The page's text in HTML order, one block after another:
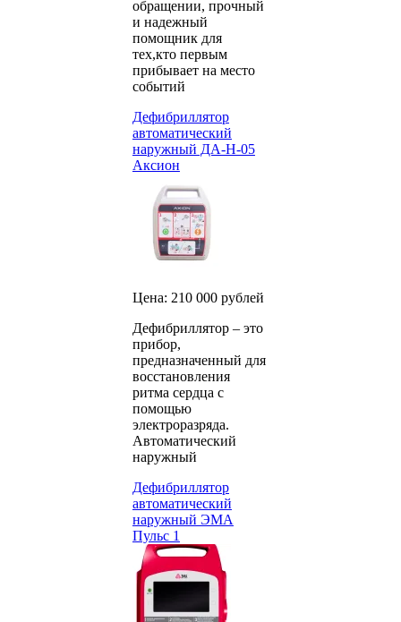
обращении, прочный
и надежный
помощник для
тех,кто первым
прибывает на место
событий
Дефибриллятор
автоматический
наружный ДА-Н-05
Аксион
Цена: 210 000 рублей
Дефибриллятор – это
прибор,
предназначенный для
восстановления
ритма сердца с
помощью
электроразряда.
Автоматический
наружный
Дефибриллятор
автоматический
наружный ЭМА
Пульс 1